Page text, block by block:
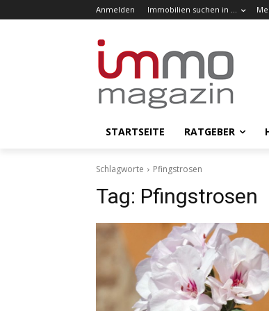
Anmelden Immobilien suchen in …
STARTSEITE RATGEBER
Schlagworte Pfingstrosen
Tag: Pfingstrosen